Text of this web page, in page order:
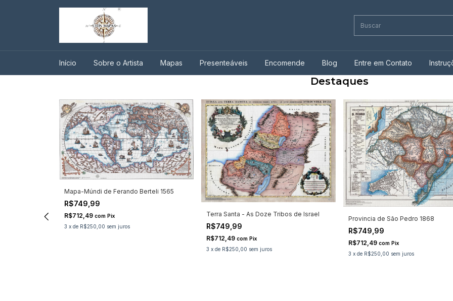
Início Sobre o Artista Mapas Presenteáveis Encomende Blog Entre em Contato
Destaques
Mapa-Múndi de Ferando Berteli 1565
R$749,99
R$712,49 com Pix
3 x de R$250,00 sem juros
Terra Santa - As Doze Tribos de Israel
R$749,99
R$712,49 com Pix
3 x de R$250,00 sem juros
Provincia de São Pedro 1868
R$749,99
R$712,49 com Pix
3 x de R$250,00 sem juros